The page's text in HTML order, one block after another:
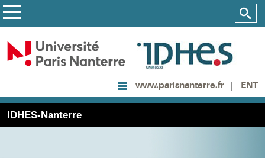
www.parisnanterre.fr ENT
IDHES-Nanterre